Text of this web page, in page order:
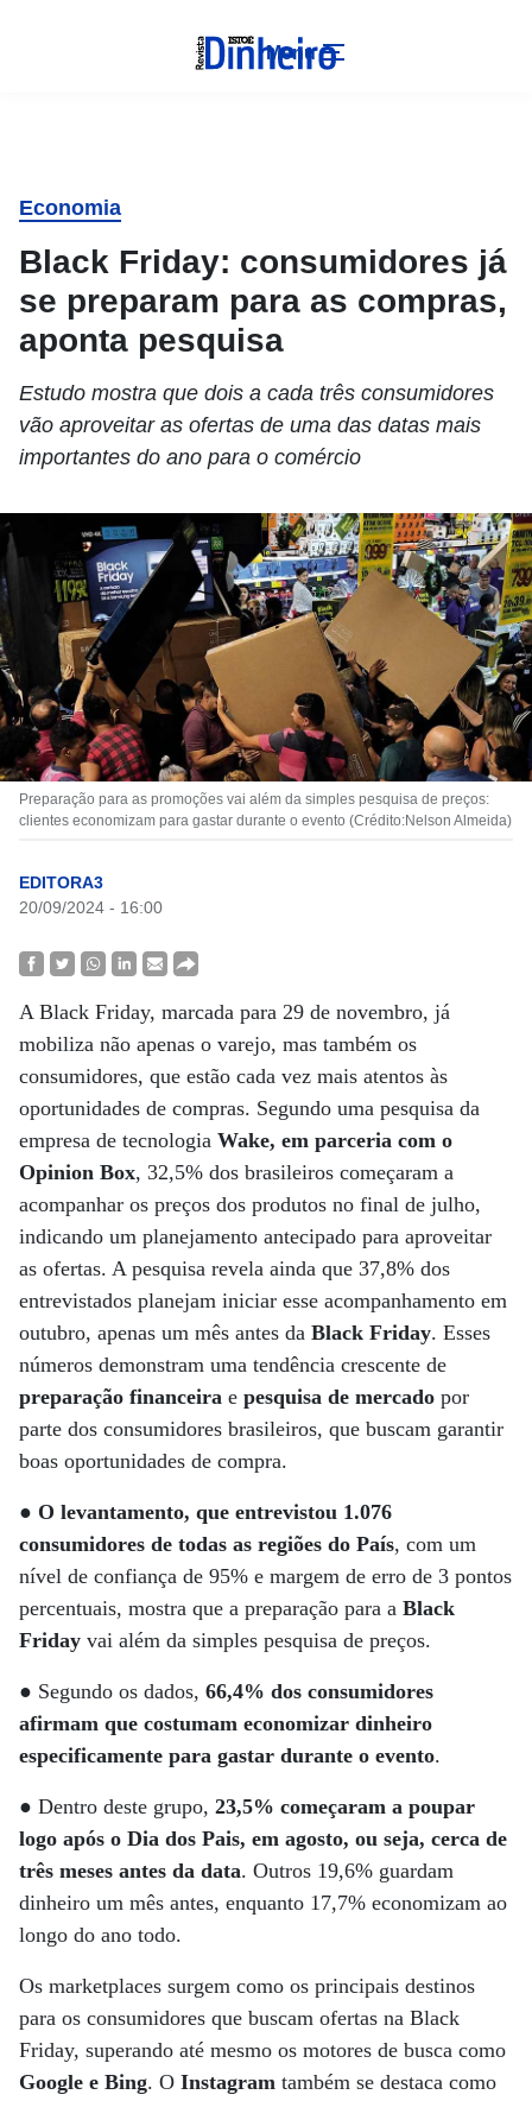
Menu
Economia
Black Friday: consumidores já
se preparam para as compras,
aponta pesquisa
Estudo mostra que dois a cada três consumidores
vão aproveitar as ofertas de uma das datas mais
importantes do ano para o comércio
Preparação para as promoções vai além da simples pesquisa de preços:
clientes economizam para gastar durante o evento (Crédito:Nelson Almeida)
EDITORA3
20/09/2024 - 16:00
A Black Friday, marcada para 29 de novembro, já
mobiliza não apenas o varejo, mas também os
consumidores, que estão cada vez mais atentos às
oportunidades de compras. Segundo uma pesquisa da
empresa de tecnologia Wake, em parceria com o
Opinion Box, 32,5% dos brasileiros começaram a
acompanhar os preços dos produtos no final de julho,
indicando um planejamento antecipado para aproveitar
as ofertas. A pesquisa revela ainda que 37,8% dos
entrevistados planejam iniciar esse acompanhamento em
outubro, apenas um mês antes da Black Friday. Esses
números demonstram uma tendência crescente de
preparação financeira e pesquisa de mercado por
parte dos consumidores brasileiros, que buscam garantir
boas oportunidades de compra.
● O levantamento, que entrevistou 1.076
consumidores de todas as regiões do País, com um
nível de confiança de 95% e margem de erro de 3 pontos
percentuais, mostra que a preparação para a Black
Friday vai além da simples pesquisa de preços.
● Segundo os dados, 66,4% dos consumidores
afirmam que costumam economizar dinheiro
especificamente para gastar durante o evento.
● Dentro deste grupo, 23,5% começaram a poupar
logo após o Dia dos Pais, em agosto, ou seja, cerca de
três meses antes da data. Outros 19,6% guardam
dinheiro um mês antes, enquanto 17,7% economizam ao
longo do ano todo.
Os marketplaces surgem como os principais destinos
para os consumidores que buscam ofertas na Black
Friday, superando até mesmo os motores de busca como
Google e Bing. O Instagram também se destaca como